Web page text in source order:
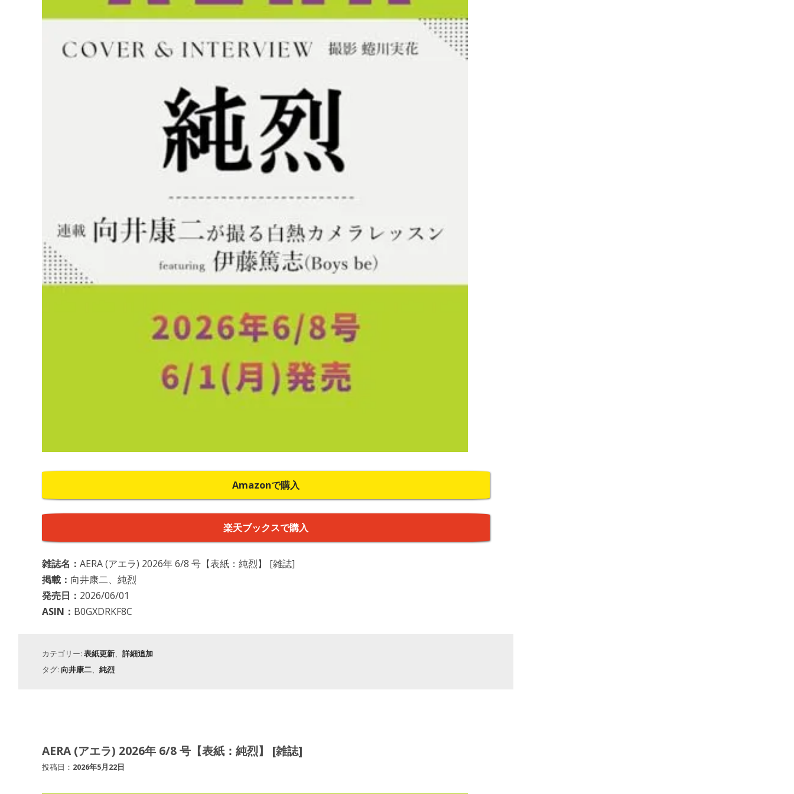
Amazonで購入
楽天ブックスで購入
雑誌名： AERA (アエラ) 2026年 6/8 号【表紙：純烈】 [雑誌]
掲載： 向井康二、純烈
発売日： 2026/06/01
ASIN： B0GXDRKF8C
カテゴリー: 表紙更新、 詳細追加
タグ: 向井康二、 純烈
AERA (アエラ) 2026年 6/8 号【表紙：純烈】 [雑誌]
投稿日： 2026年5月22日